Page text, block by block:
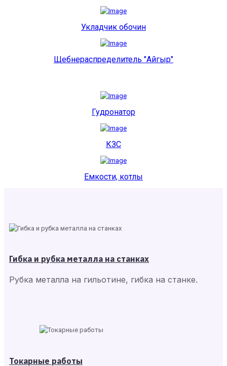
Укладчик обочин
Щебнераспределитель "Айгыр"
Гудронатор
КЗС
Емкости, котлы
Гибка и рубка металла на станках
Рубка металла на гильотине, гибка на станке.
Токарные работы